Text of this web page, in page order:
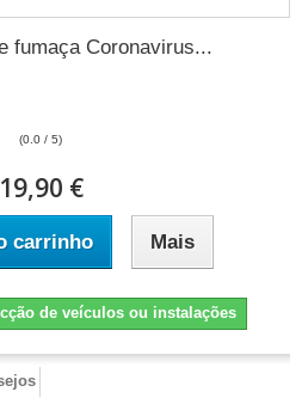
fumaça Coronavirus...
(0.0 / 5)
19,90 €
carrinho Mais
de veículos ou instalações